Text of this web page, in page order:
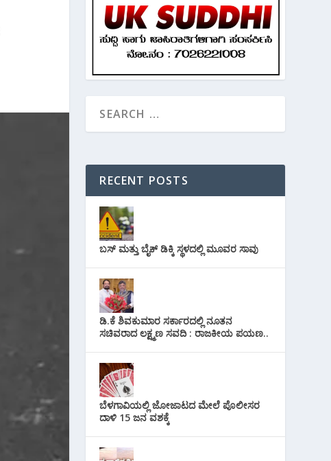
RECENT POSTS
ಬಸ್ ಮತ್ತು ಬೈಕ್ ಡಿಕ್ಕಿ ಸ್ಥಳದಲ್ಲಿ ಮೂವರ ಸಾವು
ಡಿ.ಕೆ ಶಿವಕುಮಾರ ಸರ್ಕಾರದಲ್ಲಿ ನೂತನ
ಸಚಿವರಾದ ಲಕ್ಷ್ಮಣ ಸವದಿ : ರಾಜಕೀಯ ಪಯಣ..
ಬೆಳಗಾವಿಯಲ್ಲಿ ಜೋಜಾಟದ ಮೇಲೆ ಪೊಲೀಸರ
ದಾಳಿ 15 ಜನ ವಶಕ್ಕೆ